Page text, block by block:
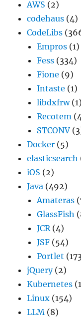
AWS (2)
codehaus (4)
CodeLibs
Empros (1)
Fess (334)
Fione (9)
Intaste (1)
libdxfrw(1)
Recotem
STCONV
Docker (5)
elasticsearch
iOS (2)
Java (492)
Amateras
GlassFish
JCR(4)
JSF (54)
Portlet
jQuery(2)
Kubernetes
Linux (154)
LLM (8)